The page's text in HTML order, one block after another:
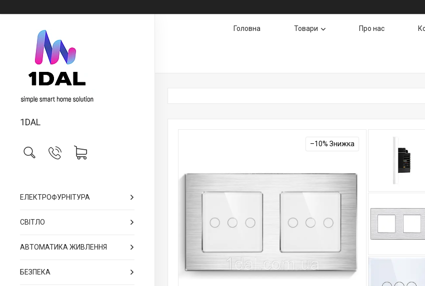
1DAL
ЕЛЕКТРОФУРНІТУРА
СВІТЛО
АВТОМАТИКА ЖИВЛЕННЯ
БЕЗПЕКА
Головна Товари Про нас
–10%